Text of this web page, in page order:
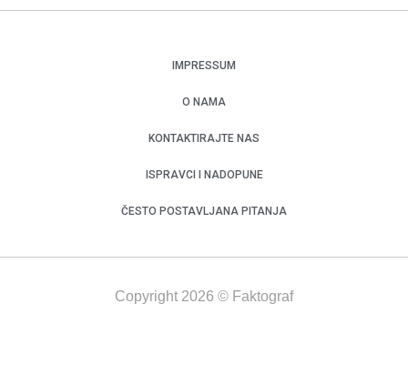
IMPRESSUM
O NAMA
KONTAKTIRAJTE NAS
ISPRAVCI I NADOPUNE
ČESTO POSTAVLJANA PITANJA
Copyright 2026 © Faktograf